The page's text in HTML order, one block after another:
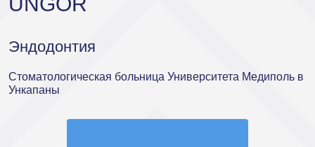
Эндодонтия
Стоматологическая больница Университета Медиполь в
Ункапаны